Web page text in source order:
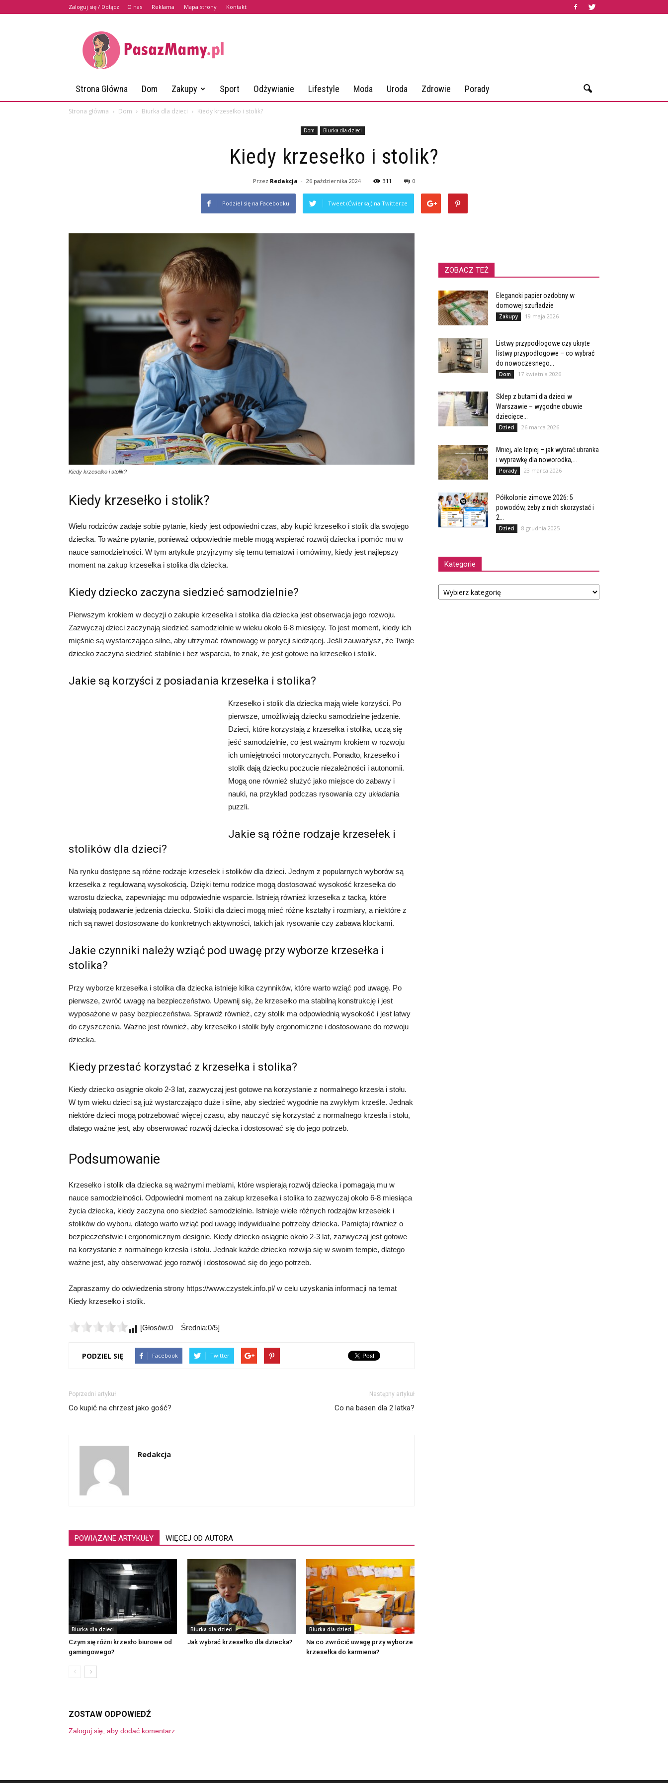
Zaloguj się / Dołącz O nas Reklama Mapa strony Kontakt
PasazMamy.pl
Strona Główna Dom Zakupy Sport Odżywianie Lifestyle Moda Uroda Zdrowie Porady
Strona główna Dom Biurka dla dzieci Kiedy krzesełko i stolik?
Dom Biurka dla dzieci
Kiedy krzesełko i stolik?
Przez Redakcja - 26 października 2024 311 0
Podziel się na Facebooku Tweet (Ćwierkaj) na Twitterze
Kiedy krzesełko i stolik?
Kiedy krzesełko i stolik?
Wielu rodziców zadaje sobie pytanie, kiedy jest odpowiedni czas, aby kupić krzesełko i stolik dla swojego
dziecka. To ważne pytanie, ponieważ odpowiednie meble mogą wspierać rozwój dziecka i pomóc mu w
nauce samodzielności. W tym artykule przyjrzymy się temu tematowi i omówimy, kiedy jest najlepszy
moment na zakup krzesełka i stolika dla dziecka.
Kiedy dziecko zaczyna siedzieć samodzielnie?
Pierwszym krokiem w decyzji o zakupie krzesełka i stolika dla dziecka jest obserwacja jego rozwoju.
Zazwyczaj dzieci zaczynają siedzieć samodzielnie w wieku około 6-8 miesięcy. To jest moment, kiedy ich
mięśnie są wystarczająco silne, aby utrzymać równowagę w pozycji siedzącej. Jeśli zauważysz, że Twoje
dziecko zaczyna siedzieć stabilnie i bez wsparcia, to znak, że jest gotowe na krzesełko i stolik.
Jakie są korzyści z posiadania krzesełka i stolika?
Krzesełko i stolik dla dziecka mają wiele korzyści. Po
pierwsze, umożliwiają dziecku samodzielne jedzenie.
Dzieci, które korzystają z krzesełka i stolika, uczą się
jeść samodzielnie, co jest ważnym krokiem w rozwoju
ich umiejętności motorycznych. Ponadto, krzesełko i
stolik dają dziecku poczucie niezależności i autonomii.
Mogą one również służyć jako miejsce do zabawy i
nauki, na przykład podczas rysowania czy układania
puzzli.
Jakie są różne rodzaje krzesełek i
stolików dla dzieci?
Na rynku dostępne są różne rodzaje krzesełek i stolików dla dzieci. Jednym z popularnych wyborów są
krzesełka z regulowaną wysokością. Dzięki temu rodzice mogą dostosować wysokość krzesełka do
wzrostu dziecka, zapewniając mu odpowiednie wsparcie. Istnieją również krzesełka z tacką, które
ułatwiają podawanie jedzenia dziecku. Stoliki dla dzieci mogą mieć różne kształty i rozmiary, a niektóre z
nich są nawet dostosowane do konkretnych aktywności, takich jak rysowanie czy zabawa klockami.
Jakie czynniki należy wziąć pod uwagę przy wyborze krzesełka i
stolika?
Przy wyborze krzesełka i stolika dla dziecka istnieje kilka czynników, które warto wziąć pod uwagę. Po
pierwsze, zwróć uwagę na bezpieczeństwo. Upewnij się, że krzesełko ma stabilną konstrukcję i jest
wyposażone w pasy bezpieczeństwa. Sprawdź również, czy stolik ma odpowiednią wysokość i jest łatwy
do czyszczenia. Ważne jest również, aby krzesełko i stolik były ergonomiczne i dostosowane do rozwoju
dziecka.
Kiedy przestać korzystać z krzesełka i stolika?
Kiedy dziecko osiągnie około 2-3 lat, zazwyczaj jest gotowe na korzystanie z normalnego krzesła i stołu.
W tym wieku dzieci są już wystarczająco duże i silne, aby siedzieć wygodnie na zwykłym krześle. Jednak
niektóre dzieci mogą potrzebować więcej czasu, aby nauczyć się korzystać z normalnego krzesła i stołu,
dlatego ważne jest, aby obserwować rozwój dziecka i dostosować się do jego potrzeb.
Podsumowanie
Krzesełko i stolik dla dziecka są ważnymi meblami, które wspierają rozwój dziecka i pomagają mu w
nauce samodzielności. Odpowiedni moment na zakup krzesełka i stolika to zazwyczaj około 6-8 miesiąca
życia dziecka, kiedy zaczyna ono siedzieć samodzielnie. Istnieje wiele różnych rodzajów krzesełek i
stolików do wyboru, dlatego warto wziąć pod uwagę indywidualne potrzeby dziecka. Pamiętaj również o
bezpieczeństwie i ergonomicznym designie. Kiedy dziecko osiągnie około 2-3 lat, zazwyczaj jest gotowe
na korzystanie z normalnego krzesła i stołu. Jednak każde dziecko rozwija się w swoim tempie, dlatego
ważne jest, aby obserwować jego rozwój i dostosować się do jego potrzeb.
Zapraszamy do odwiedzenia strony https://www.czystek.info.pl/ w celu uzyskania informacji na temat
Kiedy krzesełko i stolik.
[Głosów:0 Średnia:0/5]
PODZIEL SIĘ Facebook Twitter
Poprzedni artykuł
Co kupić na chrzest jako gość?
Następny artykuł
Co na basen dla 2 latka?
Redakcja
POWIĄZANE ARTYKUŁY WIĘCEJ OD AUTORA
Biurka dla dzieci
Czym się różni krzesło biurowe od
gamingowego?
Biurka dla dzieci
Jak wybrać krzesełko dla dziecka?
Biurka dla dzieci
Na co zwrócić uwagę przy wyborze
krzesełka do karmienia?
ZOSTAW ODPOWIEDŹ
Zaloguj się, aby dodać komentarz
ZOBACZ TEŻ
Elegancki papier ozdobny w
domowej szufladzie
Zakupy 19 maja 2026
Listwy przypodłogowe czy ukryte
listwy przypodłogowe – co wybrać
do nowoczesnego...
Dom 17 kwietnia 2026
Sklep z butami dla dzieci w
Warszawie – wygodne obuwie
dziecięce...
Dzieci 26 marca 2026
Mniej, ale lepiej – jak wybrać ubranka
i wyprawkę dla noworodka,...
Porady 23 marca 2026
Półkolonie zimowe 2026: 5
powodów, żeby z nich skorzystać i
2...
Dzieci 8 grudnia 2025
Kategorie
Kategorie